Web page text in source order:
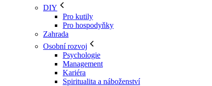
DIY
Pro kutily
Pro hospodyňky
Zahrada
Osobní rozvoj
Psychologie
Management
Kariéra
Spiritualita a náboženství